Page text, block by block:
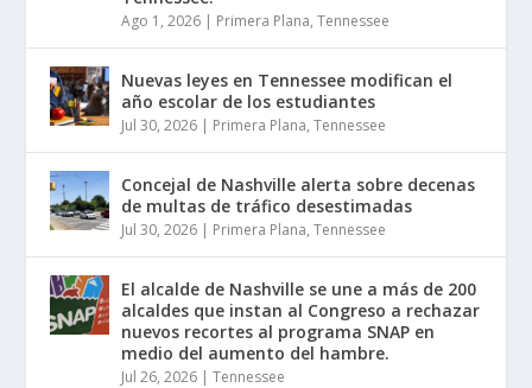
Ago 1, 2026 | Primera Plana,Tennessee
Nuevas leyes en Tennessee modifican el
año escolar de los estudiantes
Jul 30, 2026 | Primera Plana,Tennessee
Concejal de Nashville alerta sobre decenas
de multas de tráfico desestimadas
Jul 30, 2026 | Primera Plana,Tennessee
El alcalde de Nashville se une a más de 200
alcaldes que instan al Congreso a rechazar
nuevos recortes al programa SNAP en
medio del aumento del hambre.
Jul 26, 2026 |Tennessee